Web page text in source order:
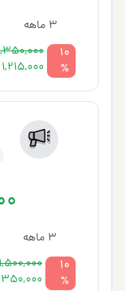
3 ماهه
10
%
1,215,000
3 ماهه
10
%